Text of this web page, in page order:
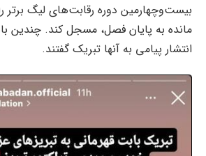
بیست‌وچهارمین دوره رقابت‌های لیگ برتر
مانده به پایان فصل، مسجل کند. چندین
انتشار پیامی به آنها تبریک گفتند.